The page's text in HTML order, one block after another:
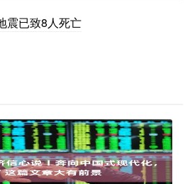
震已致8人死亡